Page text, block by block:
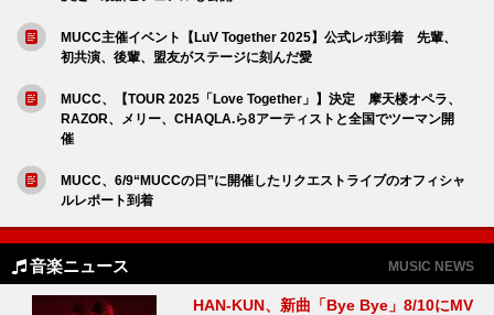
MUCC主催イベント【LuV Together 2025】公式レポ到着 先輩、
初共演、後輩、盟友がステージに刻んだ愛
MUCC、【TOUR 2025「Love Together」】決定 摩天楼オペラ、
RAZOR、メリー、CHAQLA.ら8アーティストと全国でツーマン開
催
MUCC、6/9“MUCCの日”に開催したリクエストライブのオフィシャ
ルレポート到着
音楽ニュース MUSIC NEWS
HAN-KUN、新曲「Bye Bye」8/10にMV